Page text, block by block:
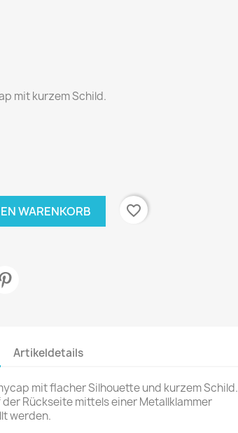
mit kurzem Schild.
WARENKORB
favorite_border
Artikeldetails
mit flacher Silhouette und kurzem Schild.
der Rückseite mittels einer Metallklammer
werden.